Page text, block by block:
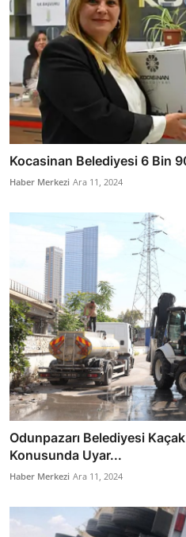
Kocasinan Belediyesi 6 Bin
Haber Merkezi Ara 11, 2024
Odunpazarı Belediyesi
Konusunda Uyar...
Haber Merkezi Ara 11, 2024